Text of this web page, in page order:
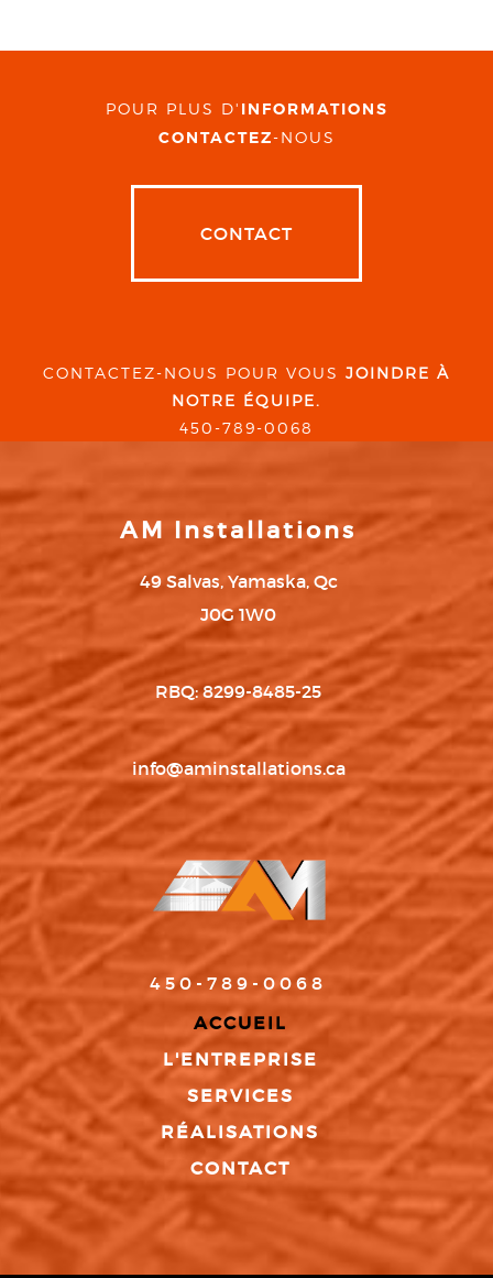
POUR PLUS D' INFORMATIONS
CONTACTEZ-NOUS
CONTACT
CONTACTEZ-NOUS POUR VOUS JOINDRE À
NOTRE ÉQUIPE.
450-789-0068
AM Installations
49 Salvas, Yamaska, Qc
J0G 1W0
RBQ: 8299-8485-25
info@aminstallations.ca
450-789-0068
ACCUEIL
L'ENTREPRISE
SERVICES
RÉALISATIONS
CONTACT